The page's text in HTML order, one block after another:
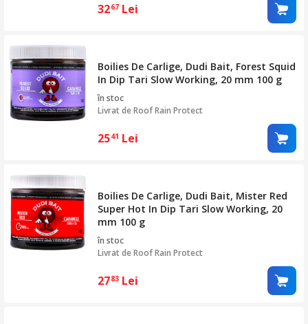
3267 Lei
Boilies De Carlige, Dudi Bait, Forest Squid
In Dip Tari Slow Working, 20 mm 100 g
în stoc
Livrat deRoof Rain Protect
2541 Lei
Boilies De Carlige, Dudi Bait, Mister Red
Super Hot In Dip Tari Slow Working, 20
mm 100 g
în stoc
Livrat deRoof Rain Protect
2783 Lei